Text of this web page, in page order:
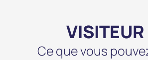
VISITEUR
Ce que vous